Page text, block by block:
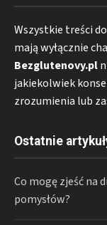
Wszystkie treści
mają wyłącznie
Bezglutenovy.pl
jakiekolwiek
zrozumienia lub
Ostatnie
Co mogę zjeść na
pomysłów?